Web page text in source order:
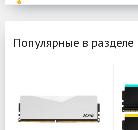
Популярные в разделе